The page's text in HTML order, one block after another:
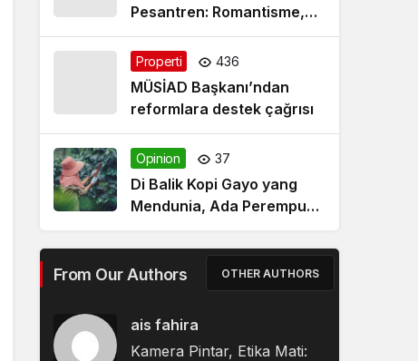
Pesantren: Romantisme,
Realitas dan Harapan Baru
Properti 436
MÜSİAD Başkanı’ndan
reformlara destek çağrısı
Opinion 37
Di Balik Kopi Gayo yang
Mendunia, Ada Perempuan
Terabaikan Nasibnya
From Our Authors OTHER AUTHORS
ais fahira
Kamera Pintar, Etika Mati: